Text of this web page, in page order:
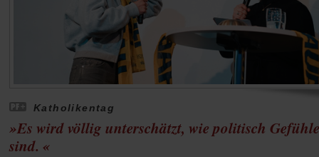
Katholikentag
»Es wird völlig unterschätzt, wie politisch Gefühle
sind. «